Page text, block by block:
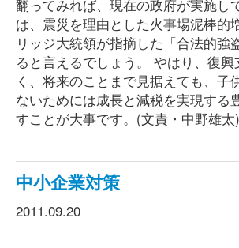
翻ってみれば、現在の政府が実施し
は、震災を理由とした火事場泥棒的
リッジ大統領が指摘した「合法的強
ると言えるでしょう。 やはり、復
く、将来のことまで見据えても、子
ないためには成長と減税を実現する
すことが大事です。(文責・中野雄太)
中小企業対策
2011.09.20